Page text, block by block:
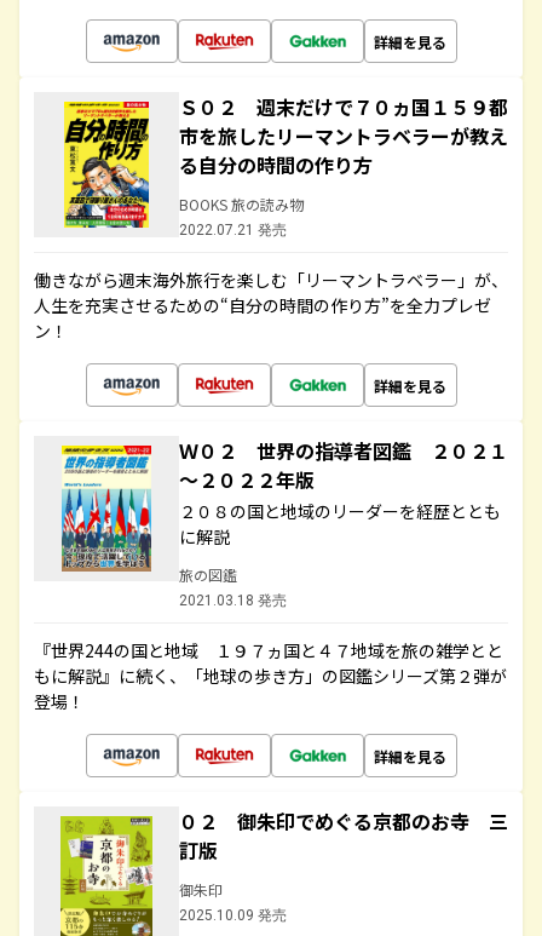
詳細を見る
Ｓ０２ 週末だけで７０ヵ国１５９都
市を旅したリーマントラベラーが教え
る自分の時間の作り方
BOOKS 旅の読み物
2022.07.21 発売
働きながら週末海外旅行を楽しむ「リーマントラベラー」が、
人生を充実させるための“自分の時間の作り方”を全力プレゼ
ン！
詳細を見る
Ｗ０２ 世界の指導者図鑑 ２０２１
～２０２２年版
２０８の国と地域のリーダーを経歴ととも
に解説
旅の図鑑
2021.03.18 発売
『世界244の国と地域 １９７ヵ国と４７地域を旅の雑学とと
もに解説』に続く、「地球の歩き方」の図鑑シリーズ第２弾が
登場！
詳細を見る
０２ 御朱印でめぐる京都のお寺 三
訂版
御朱印
2025.10.09 発売